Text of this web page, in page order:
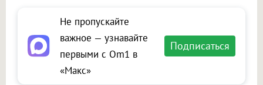
Не пропускайте
важное — узнавайте
первыми с Om1 в
«Макс»
Подписаться